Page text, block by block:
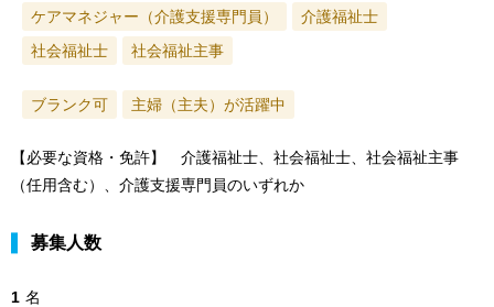
ケアマネジャー（介護支援専門員）
介護福祉士
社会福祉士
社会福祉主事
ブランク可 主婦（主夫）が活躍中
【必要な資格・免許】 介護福祉士、社会福祉士、社会福祉主事
（任用含む）、介護支援専門員のいずれか
募集人数
1 名